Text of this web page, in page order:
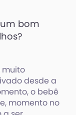
um bom
muito
desde a
o bebê
momento no